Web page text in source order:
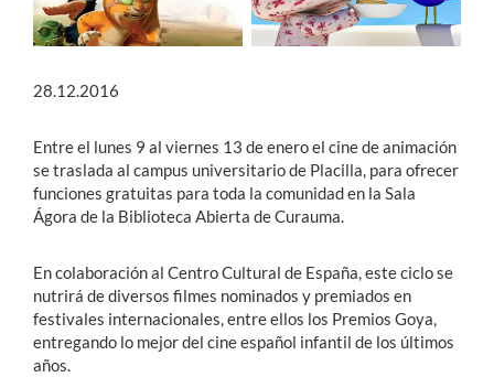
English
28.12.2016
Entre el lunes 9 al viernes 13 de enero el cine de animación
se traslada al campus universitario de Placilla, para ofrecer
funciones gratuitas para toda la comunidad en la Sala
Ágora de la Biblioteca Abierta de Curauma.
En colaboración al Centro Cultural de España, este ciclo se
nutrirá de diversos filmes nominados y premiados en
festivales internacionales, entre ellos los Premios Goya,
entregando lo mejor del cine español infantil de los últimos
años.